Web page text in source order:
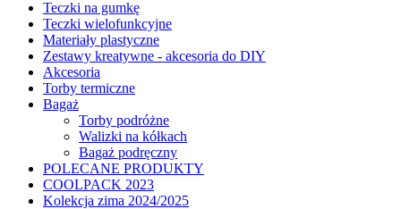
Teczki na gumkę
Teczki wielofunkcyjne
Materiały plastyczne
Zestawy kreatywne - akcesoria do DIY
Akcesoria
Torby termiczne
Bagaż
Torby podróżne
Walizki na kółkach
Bagaż podręczny
POLECANE PRODUKTY
COOLPACK 2023
Kolekcja zima 2024/2025